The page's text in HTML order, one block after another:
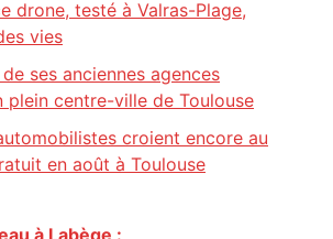
drone, testé à Valras-Plage,
vies
ses anciennes agences
plein centre-ville de Toulouse
croient encore au
en août à Toulouse
à Labège :